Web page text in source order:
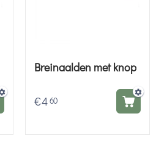
Breinaalden met knop
€460